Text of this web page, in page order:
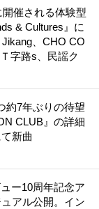
催される体験型
& Cultures』に
、CHO CO
字路s、民謡ク
約7年ぶりの待望
CLUB』の詳細
新曲
ー10周年記念ア
アル公開。イン